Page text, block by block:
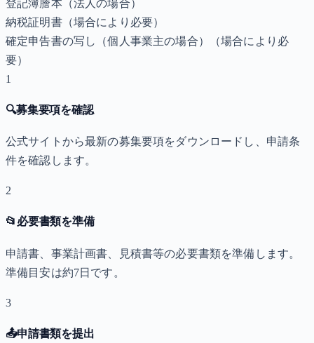
登記簿謄本（法人の場合）
納税証明書（場合により必要）
確定申告書の写し（個人事業主の場合）
（場合により必
要）
1
🔍募集要項を確認
公式サイトから最新の募集要項をダウンロードし、申請条
件を確認します。
2
📂 必要書類を準備
申請書、事業計画書、見積書等の必要書類を準備します。
準備目安は約7日です。
3
📤申請書類を提出